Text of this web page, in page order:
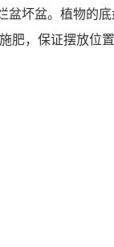
盆坏盆。植物的
肥，保证摆放位